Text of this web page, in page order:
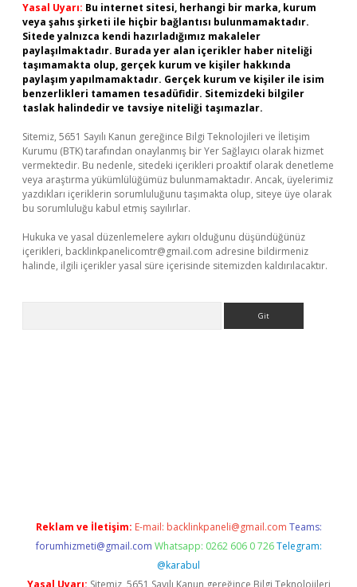
Yasal Uyarı: Bu internet sitesi, herhangi bir marka, kurum
veya şahıs şirketi ile hiçbir bağlantısı bulunmamaktadır.
Sitede yalnızca kendi hazırladığımız makaleler
paylaşılmaktadır. Burada yer alan içerikler haber niteliği
taşımamakta olup, gerçek kurum ve kişiler hakkında
paylaşım yapılmamaktadır. Gerçek kurum ve kişiler ile isim
benzerlikleri tamamen tesadüfidir. Sitemizdeki bilgiler
taslak halindedir ve tavsiye niteliği taşımazlar.
Sitemiz, 5651 Sayılı Kanun gereğince Bilgi Teknolojileri ve İletişim
Kurumu (BTK) tarafından onaylanmış bir Yer Sağlayıcı olarak hizmet
vermektedir. Bu nedenle, sitedeki içerikleri proaktif olarak denetleme
veya araştırma yükümlülüğümüz bulunmamaktadır. Ancak, üyelerimiz
yazdıkları içeriklerin sorumluluğunu taşımakta olup, siteye üye olarak
bu sorumluluğu kabul etmiş sayılırlar.
Hukuka ve yasal düzenlemelere aykırı olduğunu düşündüğünüz
içerikleri, backlinkpanelicomtr@gmail.com adresine bildirmeniz
halinde, ilgili içerikler yasal süre içerisinde sitemizden kaldırılacaktır.
Reklam ve İletişim: E-mail: backlinkpaneli@gmail.com Teams:
forumhizmeti@gmail.com Whatsapp: 0262 606 0 726 Telegram:
@karabul
Yasal Uyarı: Sitemiz, 5651 Sayılı Kanun gereğince Bilgi Teknolojileri